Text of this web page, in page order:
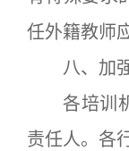
任外籍教师
八、加强
各培训机
责任人。各